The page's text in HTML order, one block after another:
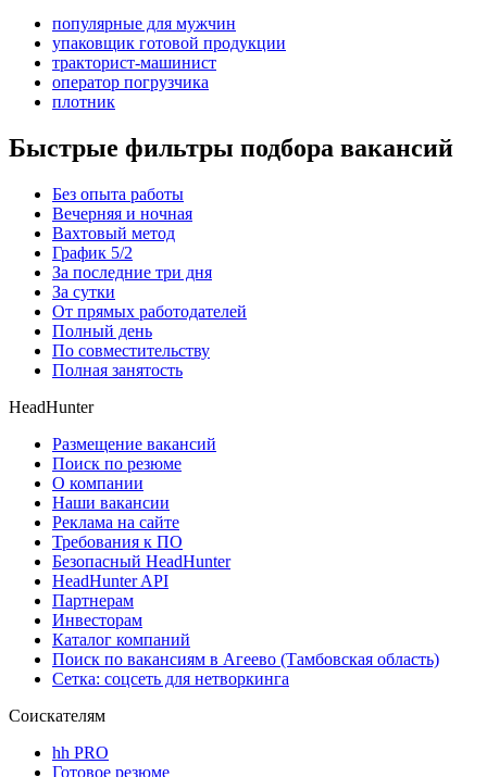
популярные для мужчин
упаковщик готовой продукции
тракторист-машинист
оператор погрузчика
плотник
Быстрые фильтры подбора вакансий
Без опыта работы
Вечерняя и ночная
Вахтовый метод
График 5/2
За последние три дня
За сутки
От прямых работодателей
Полный день
По совместительству
Полная занятость
HeadHunter
Размещение вакансий
Поиск по резюме
О компании
Наши вакансии
Реклама на сайте
Требования к ПО
Безопасный HeadHunter
HeadHunter API
Партнерам
Инвесторам
Каталог компаний
Поиск по вакансиям в Агеево (Тамбовская область)
Сетка: соцсеть для нетворкинга
Соискателям
hh PRO
Готовое резюме